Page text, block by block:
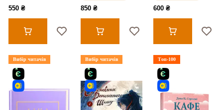
550 ₴ 850 ₴ 600 ₴
Вибір читачів Вибір читачів Топ-100